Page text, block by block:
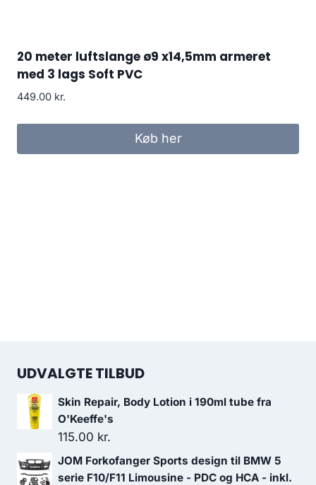
20 meter luftslange ø9 x14,5mm armeret
med 3 lags Soft PVC
449.00 kr.
Køb her
UDVALGTE TILBUD
Skin Repair, Body Lotion i 190ml tube fra
O'Keeffe's
115.00 kr.
JOM Forkofanger Sports design til BMW 5
serie F10/F11 Limousine - PDC og HCA - inkl.